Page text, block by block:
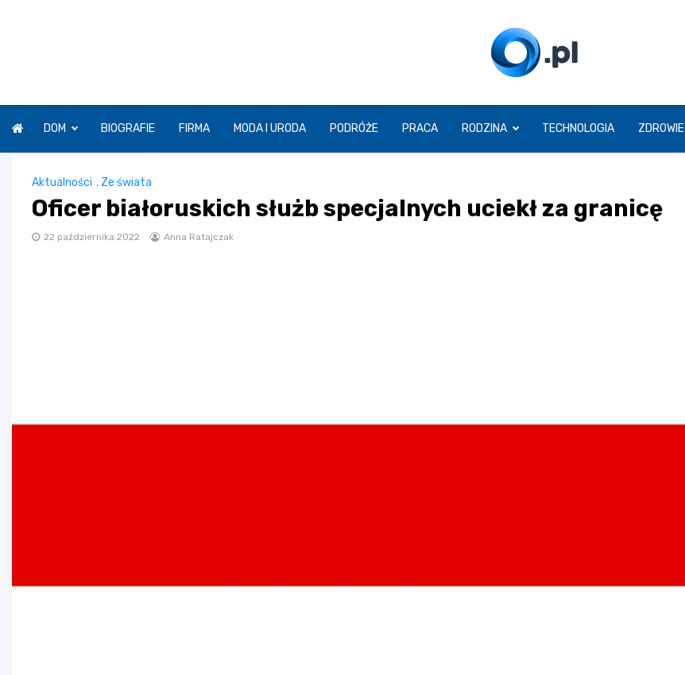
O.pl
DOM BIOGRAFIE FIRMA MODA I URODA PODRÓŻE PRACA RODZINA TECHNOLOGIA ZDROWIE
Aktualności , Ze świata
Oficer białoruskich służb specjalnych uciekł za granicę
22 października 2022 Anna Ratajczak